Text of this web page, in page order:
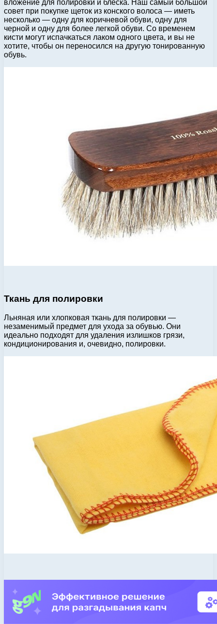
вложение для полировки и блеска. Наш самый большой
совет при покупке щеток из конского волоса — иметь
несколько — одну для коричневой обуви, одну для
черной и одну для более легкой обуви. Со временем
кисти могут испачкаться лаком одного цвета, и вы не
хотите, чтобы он переносился на другую тонированную
обувь.
Ткань для полировки
Льняная или хлопковая ткань для полировки —
незаменимый предмет для ухода за обувью. Они
идеально подходят для удаления излишков грязи,
кондиционирования и, очевидно, полировки.